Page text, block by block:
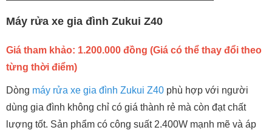
Máy rửa xe gia đình Zukui Z40
Giá tham khảo: 1.200.000 đồng (Giá có thể thay đổi theo
từng thời điểm)
Dòng máy rửa xe gia đình Zukui Z40 phù hợp với người
dùng gia đình không chỉ có giá thành rẻ mà còn đạt chất
lượng tốt. Sản phẩm có công suất 2.400W mạnh mẽ và áp